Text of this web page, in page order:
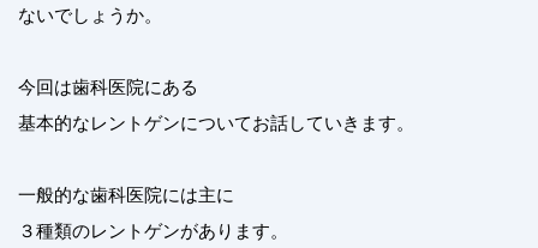
ないでしょうか。
今回は歯科医院にある
基本的なレントゲンについてお話していきます。
一般的な歯科医院には主に
３種類のレントゲンがあります。